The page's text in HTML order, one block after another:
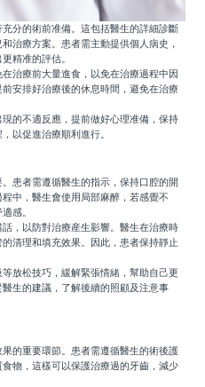
的術前准備。這包括醫生的詳細診斷
治療方案。患者需主動提供個人病史，
精准的評估。
療前大量進食，以免在治療過程中因
安排好治療後的休息時間，避免在治療
不適反應，提前做好心理准備，保持
以促進治療順利進行。
者需遵循醫生的指示，保持口腔的開
中，醫生會使用局部麻醉，若感覺不
感。
以防對治療産生影響。醫生在治療時
清理和填充效果。因此，患者保持靜止
松技巧，緩解緊張情緒，幫助自己更
生的建議，了解後續的照顧及注意事
重要環節。患者需遵循醫生的術後護
物，這樣可以保護治療過的牙齒，減少